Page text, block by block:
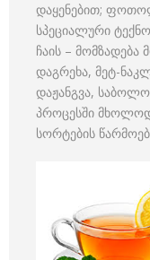
დაყენებით;
სპეციალური
ჩაის – მომზადება
დაგრეხა, მეტ-
დაჟანგვა,
პროცესში მხოლოდ
სორტების